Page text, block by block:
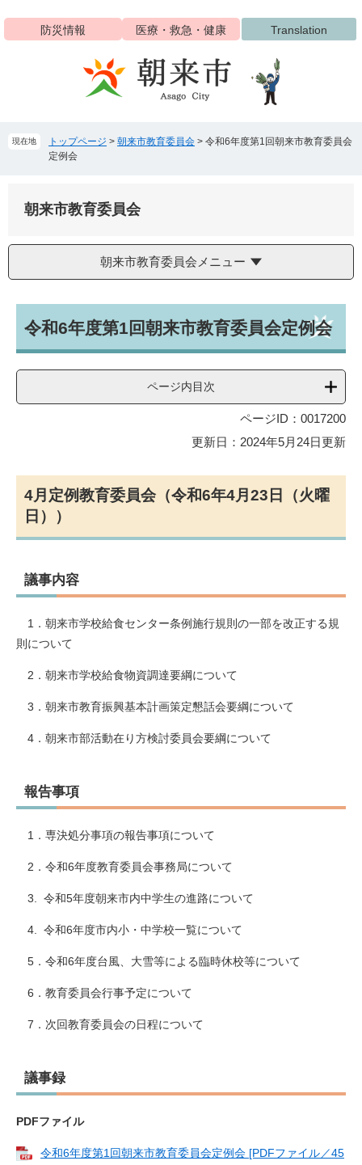
ジ
ュ
防災情報 医療・救急・健康 Translation
現在地 トップページ > 朝来市教育委員会 > 令和6年度第1回朝来市教育委員会
定例会
朝来市教育委員会
朝来市教育委員会メニュー
文令和6年度第1回朝来市教育委員会定例会
ページ内目次
ページID：0017200
更新日：2024年5月24日更新
4月定例教育委員会（令和6年4月23日（火曜
日））
議事内容
1．朝来市学校給食センター条例施行規則の一部を改正する規
則について
2．朝来市学校給食物資調達要綱について
3．朝来市教育振興基本計画策定懇話会要綱について
4．朝来市部活動在り方検討委員会要綱について
報告事項
1．専決処分事項の報告事項について
2．令和6年度教育委員会事務局について
3. 令和5年度朝来市内中学生の進路について
4. 令和6年度市内小・中学校一覧について
5．令和6年度台風、大雪等による臨時休校等について
6．教育委員会行事予定について
7．次回教育委員会の日程について
議事録
PDFファイル
令和6年度第1回朝来市教育委員会定例会 [PDFファイル／45